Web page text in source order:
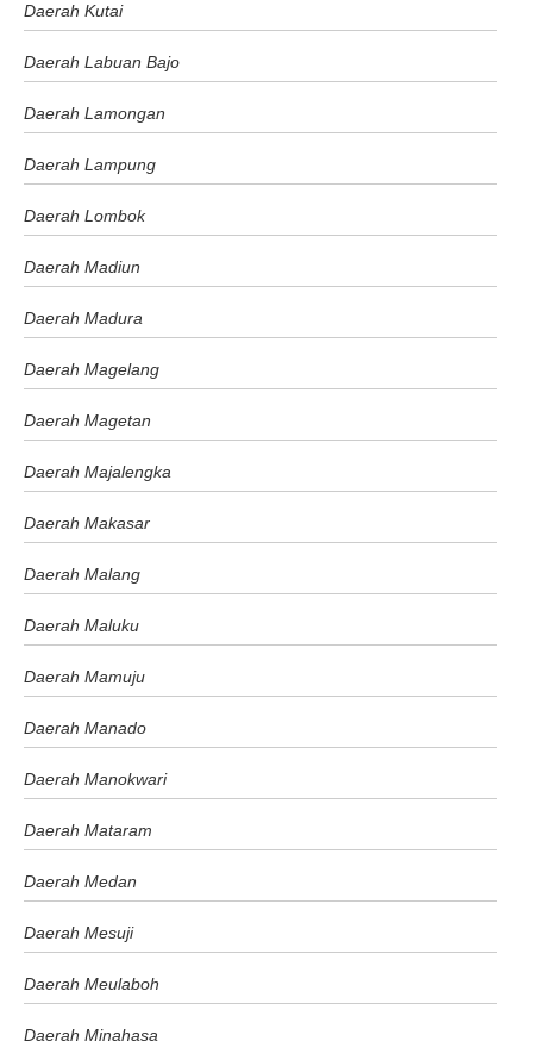
Daerah Kutai
Daerah Labuan Bajo
Daerah Lamongan
Daerah Lampung
Daerah Lombok
Daerah Madiun
Daerah Madura
Daerah Magelang
Daerah Magetan
Daerah Majalengka
Daerah Makasar
Daerah Malang
Daerah Maluku
Daerah Mamuju
Daerah Manado
Daerah Manokwari
Daerah Mataram
Daerah Medan
Daerah Mesuji
Daerah Meulaboh
Daerah Minahasa